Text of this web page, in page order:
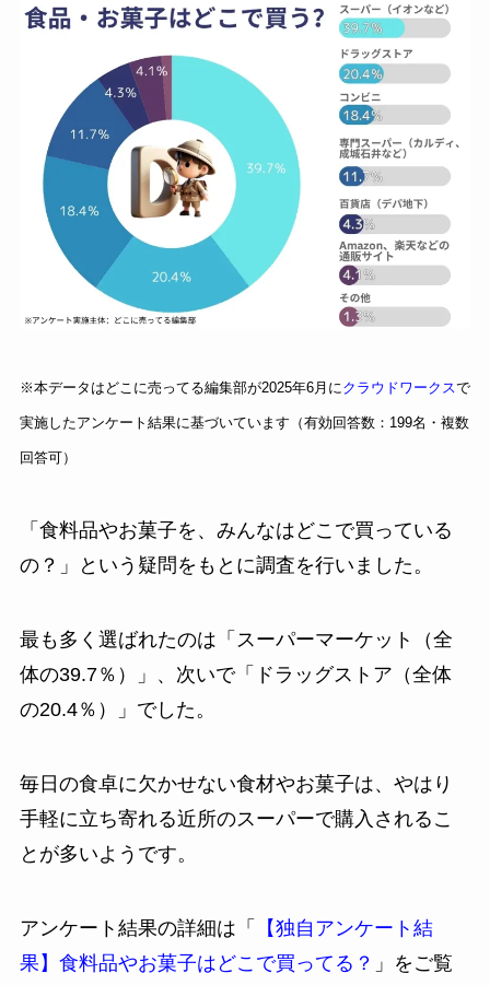
※本データはどこに売ってる編集部が2025年6月にクラウドワークスで
実施したアンケート結果に基づいています（有効回答数：199名・複数
回答可）
「食料品やお菓子を、みんなはどこで買っている
の？」という疑問をもとに調査を行いました。
最も多く選ばれたのは「スーパーマーケット（全
体の39.7％）」、次いで「ドラッグストア（全体
の20.4％）」でした。
毎日の食卓に欠かせない食材やお菓子は、やはり
手軽に立ち寄れる近所のスーパーで購入されるこ
とが多いようです。
アンケート結果の詳細は「
【独自アンケート結
果】食料品やお菓子はどこで買ってる？ 」をご覧